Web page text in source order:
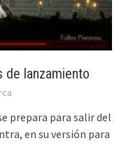
de lanzamiento
prepara para salir del
en su versión para